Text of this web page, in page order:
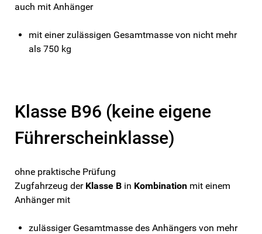
auch mit Anhänger
mit einer zulässigen Gesamtmasse von nicht mehr
als 750 kg
Klasse B96 (keine eigene
Führerscheinklasse)
ohne praktische Prüfung
Zugfahrzeug der Klasse B in Kombination mit einem
Anhänger mit
zulässiger Gesamtmasse des Anhängers von mehr